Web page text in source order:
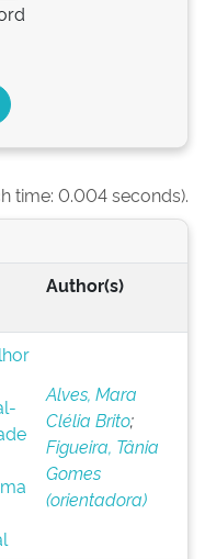
time: 0.004 seconds).
Author(s)
Alves, Mara
Clélia Brito;
Figueira, Tânia
Gomes
(orientadora)